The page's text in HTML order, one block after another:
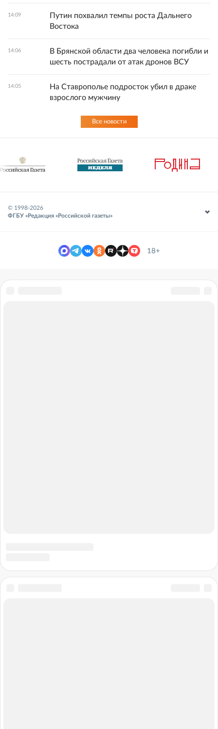
14:09
Путин похвалил темпы роста Дальнего
Востока
14:06
В Брянской области два человека погибли и
шесть пострадали от атак дронов ВСУ
14:05
На Ставрополье подросток убил в драке
взрослого мужчину
Все новости
© 1998-2026
ФГБУ «Редакция «Российской газеты»
18+